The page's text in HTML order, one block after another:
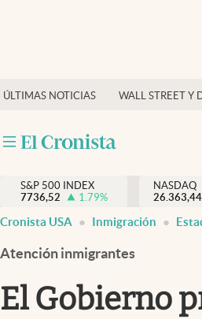
ÚLTIMAS NOTICIAS WALL STREET Y
Finanzas y economía
Inmigración
Trending
Streaming
S&P 500 INDEX
7736,52
1.79%
NASDAQ
26.363,44
Cronista USA Inmigración
Atención inmigrantes
El Gobierno